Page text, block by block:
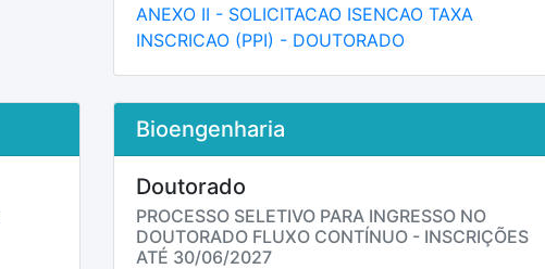
ANEXO II - SOLICITACAO ISENCAO TAXA
INSCRICAO (PPI) - DOUTORADO
Bioengenharia
Doutorado
PROCESSO SELETIVO PARA INGRESSO NO
DOUTORADO FLUXO CONTÍNUO - INSCRIÇÕES
ATÉ 30/06/2027